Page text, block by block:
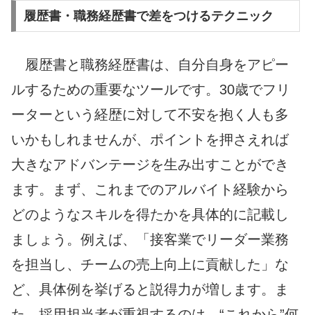
履歴書・職務経歴書で差をつけるテクニック
履歴書と職務経歴書は、自分自身をアピー
ルするための重要なツールです。30歳でフリ
ーターという経歴に対して不安を抱く人も多
いかもしれませんが、ポイントを押さえれば
大きなアドバンテージを生み出すことができ
ます。まず、これまでのアルバイト経験から
どのようなスキルを得たかを具体的に記載し
ましょう。例えば、「接客業でリーダー業務
を担当し、チームの売上向上に貢献した」な
ど、具体例を挙げると説得力が増します。ま